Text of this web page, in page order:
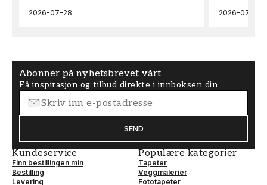
2026-07-28 2026-07-04
Abonner på nyhetsbrevet vårt
Få inspirasjon og tilbud direkte i innboksen din
SEND
Kundeservice
Finn bestillingen min
Bestilling
Levering
Populære kategorier
Tapeter
Veggmalerier
Fototapeter